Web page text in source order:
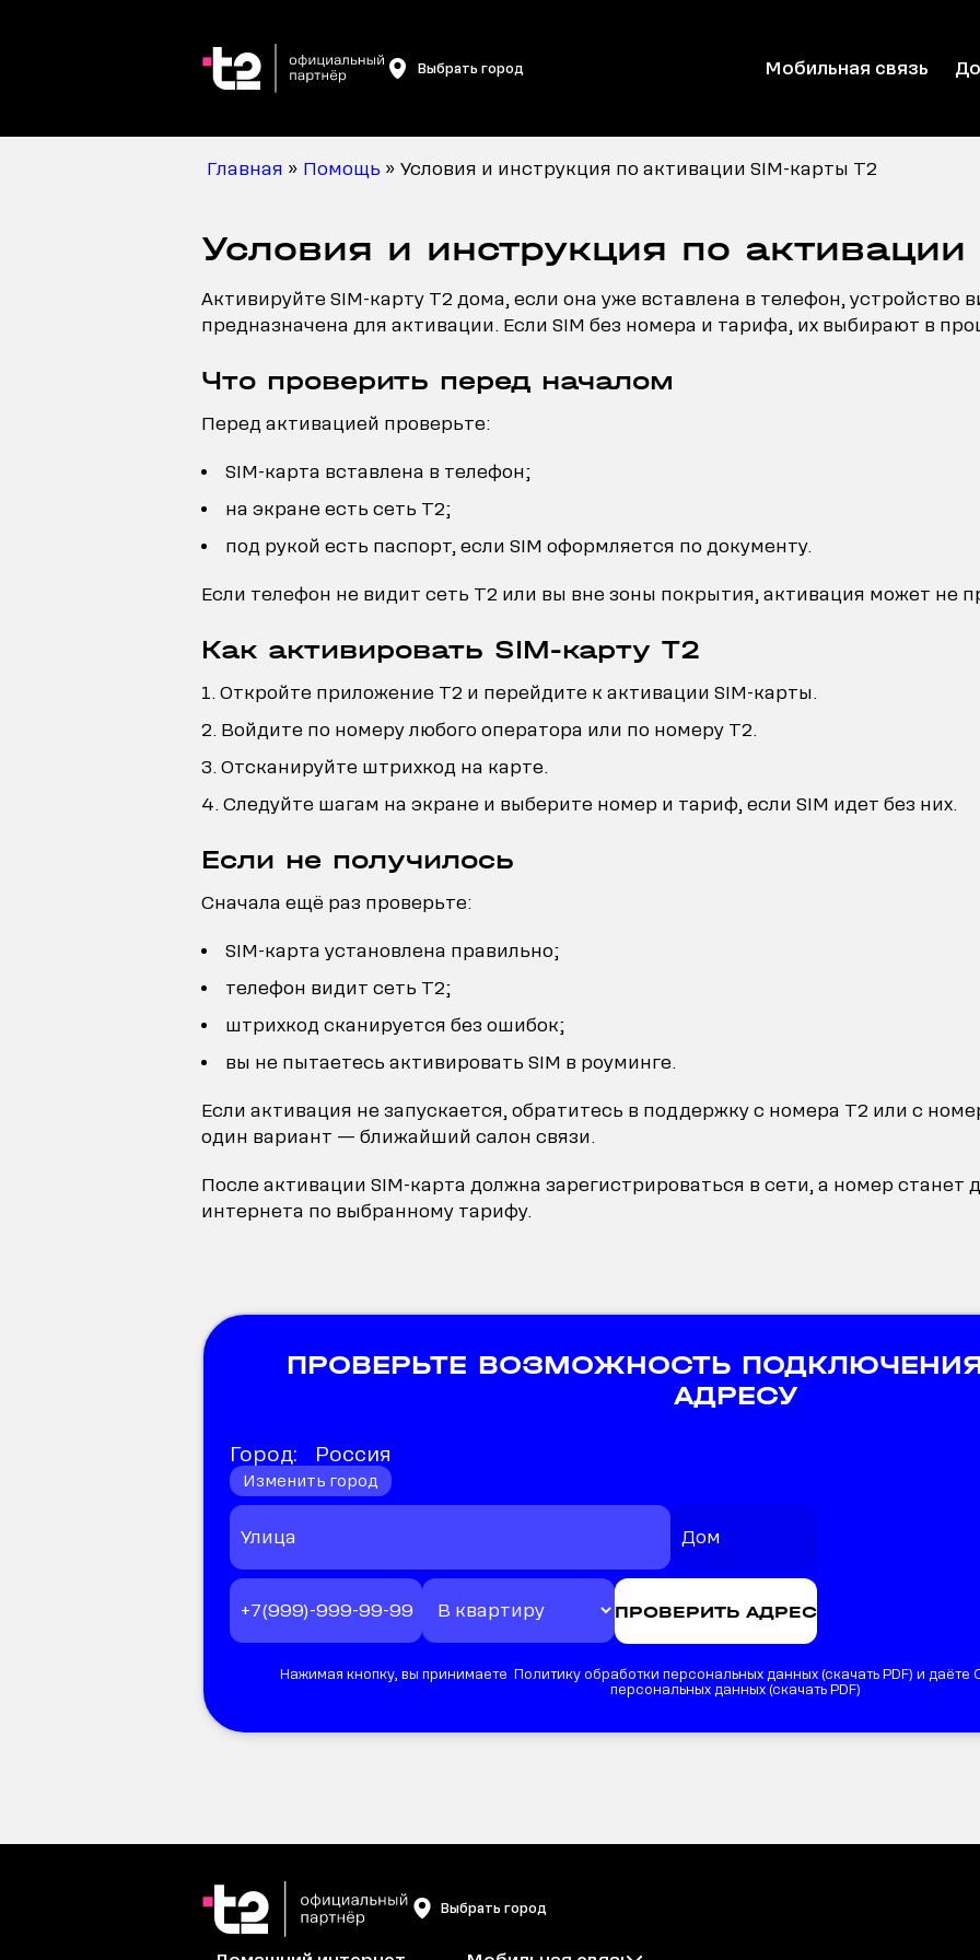
Выбрать город Мобильная связь
Главная » Помощь » Условия и инструкция по активации SIM-карты T2
Условия и инструкция по активации
Активируйте SIM-карту T2 дома, если она уже вставлена в телефон, устройство
предназначена для активации. Если SIM без номера и тарифа, их выбирают в
Что проверить перед началом
Перед активацией проверьте:
SIM-карта вставлена в телефон;
на экране есть сеть T2;
под рукой есть паспорт, если SIM оформляется по документу.
Если телефон не видит сеть T2 или вы вне зоны покрытия, активация может не
Как активировать SIM-карту T2
Откройте приложение T2 и перейдите к активации SIM-карты.
Войдите по номеру любого оператора или по номеру T2.
Отсканируйте штрихкод на карте.
Следуйте шагам на экране и выберите номер и тариф, если SIM идет без них.
Если не получилось
Сначала ещё раз проверьте:
SIM-карта установлена правильно;
телефон видит сеть T2;
штрихкод сканируется без ошибок;
вы не пытаетесь активировать SIM в роуминге.
Если активация не запускается, обратитесь в поддержку с номера T2 или с
один вариант — ближайший салон связи.
После активации SIM-карта должна зарегистрироваться в сети, а номер станет
интернета по выбранному тарифу.
ПРОВЕРЬТЕ ВОЗМОЖНОСТЬ
АДРЕСУ
Город: Россия
Изменить город
Нажимая кнопку, вы принимаете Политику обработки персональных данных (скачать PDF) и даёте
персональных данных (скачать PDF)
Выбрать город